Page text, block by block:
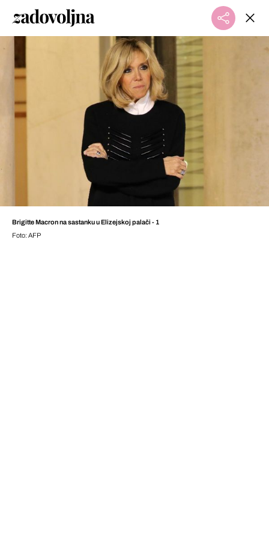
Brigitte Macron na sastanku u Elizejskoj palači - 1
Foto: AFP